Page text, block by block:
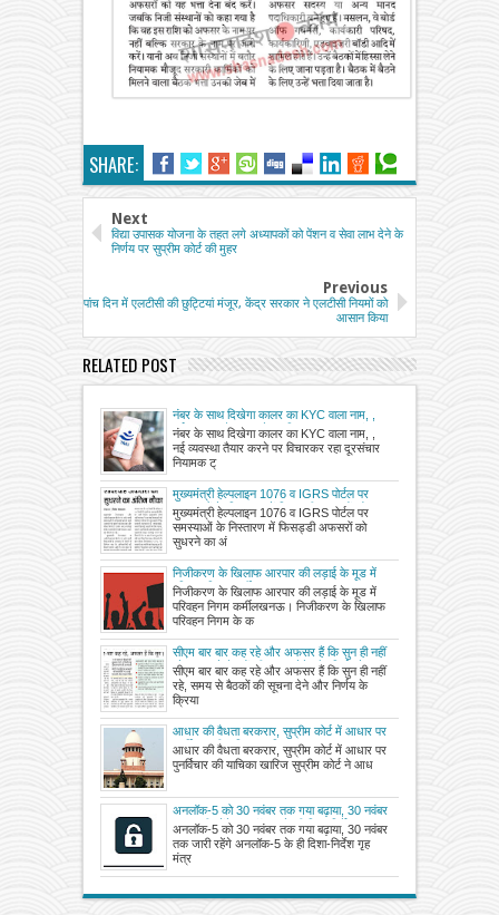
SHARE:
Next
विद्या उपासक योजना के तहत लगे अध्यापकों को पेंशन व सेवा लाभ देने के
निर्णय पर सुप्रीम कोर्ट की मुहर
Previous
पांच दिन में एलटीसी की छुट्टियां मंजूर, केंद्र सरकार ने एलटीसी नियमों को
आसान किया
RELATED POST
नंबर के साथ दिखेगा कालर का KYC वाला नाम, ,
नई व्यवस्था तैयार करने पर विचारकर रहा दूरसंचार
नियामक ट्राई
नंबर के साथ दिखेगा कालर का KYC वाला नाम, ,
नई व्यवस्था तैयार करने पर विचारकर रहा दूरसंचार
नियामक ट्
मुख्यमंत्री हेल्पलाइन 1076 व IGRS पोर्टल पर
समस्याओं के निस्तारण में फिसड्डी अफसरों को
सुधरने का अंतिम मौका
मुख्यमंत्री हेल्पलाइन 1076 व IGRS पोर्टल पर
समस्याओं के निस्तारण में फिसड्डी अफसरों को
सुधरने का अं
निजीकरण के खिलाफ आरपार की लड़ाई के मूड में
परिवहन निगम कर्मी
निजीकरण के खिलाफ आरपार की लड़ाई के मूड में
परिवहन निगम कर्मीलखनऊ। निजीकरण के खिलाफ
परिवहन निगम के क
सीएम बार बार कह रहे और अफसर हैं कि सुन ही नहीं
रहे, समय से बैठकों की सूचना देने और निर्णय के
क्रियान्वयन में फिसड्डी, कार्यशैली पर नाराजगी
जताते हुए सीएम ने दिए कड़े निर्देश
सीएम बार बार कह रहे और अफसर हैं कि सुन ही नहीं
रहे, समय से बैठकों की सूचना देने और निर्णय के
क्रिया
आधार की वैधता बरकरार, सुप्रीम कोर्ट में आधार पर
पुनर्विचार की याचिका खारिज
आधार की वैधता बरकरार, सुप्रीम कोर्ट में आधार पर
पुनर्विचार की याचिका खारिज सुप्रीम कोर्ट ने आध
अनलॉक-5 को 30 नवंबर तक गया बढ़ाया, 30 नवंबर
तक जारी रहेंगे अनलॉक-5 के ही दिशा-निर्देश
अनलॉक-5 को 30 नवंबर तक गया बढ़ाया, 30 नवंबर
तक जारी रहेंगे अनलॉक-5 के ही दिशा-निर्देश गृह
मंत्र